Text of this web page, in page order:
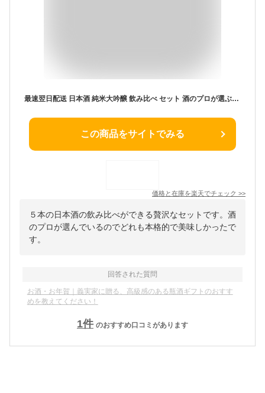
最速翌日配送 日本酒 純米大吟醸 飲み比べ セット 酒のプロが選ぶ飲み比べ 福袋 プレミアム 第5弾 一升瓶 1800ml 飲み比べ5本セット 送料無料 お年賀 御歳暮 お歳暮 日本酒 飲み比べセット 日本酒セット 無添加 父 誕生日 プレゼント お歳暮 お酒 詰め合わせ 日本酒 ギフト
この商品をサイトでみる
価格と在庫を楽天でチェック >>
５本の日本酒の飲み比べができる贅沢なセットです。酒
のプロが選んでいるのでどれも本格的で美味しかったで
す。
回答された質問
お酒・お年賀｜義実家に贈る、高級感のある瓶酒ギフトのおすす
めを教えてください！
1件 のおすすめ口コミがあります